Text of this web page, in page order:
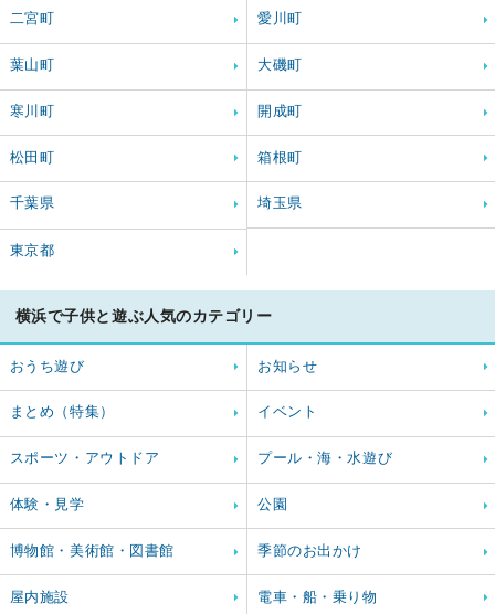
二宮町 愛川町
葉山町 大磯町
寒川町 開成町
松田町 箱根町
千葉県 埼玉県
東京都
横浜で子供と遊ぶ人気のカテゴリー
おうち遊び お知らせ
まとめ（特集） イベント
スポーツ・アウトドア プール・海・水遊び
体験・見学 公園
博物館・美術館・図書館 季節のお出かけ
屋内施設 電車・船・乗り物